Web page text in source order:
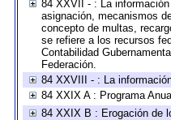
84 XXVII - : La
asignación, mecanismos
concepto de multas,
se refiere a los recursos
Contabilidad
Federación.
84 XXVIII - : La
84 XXIX A : Programa
84 XXIX B : Erogación de